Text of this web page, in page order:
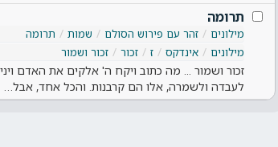
תרומה
מילונים זהר עם פירוש הסולם שמות
תרומה
מילונים
אינדקס ז זכור זכור ושמור
זכור ושמור ... מה כתוב ויקח ה' אלקים את האדם
לעבדה ולשמרה, אלו הם קרבנות. והכל אחד, אבל…